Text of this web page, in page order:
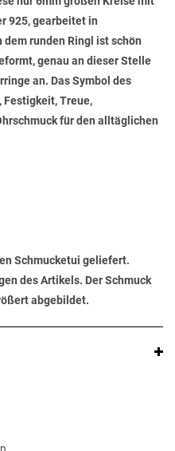
925, gearbeitet in
runden Ringl ist schön
genau an dieser Stelle
an. Das Symbol des
Festigkeit, Treue,
für den alltäglichen
Schmucketui geliefert.
des Artikels. Der Schmuck
abgebildet.